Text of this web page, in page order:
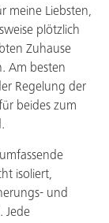
meine Liebsten,
plötzlich
Zuhause
Am besten
Regelung der
beides zum
isoliert,
und
Jede